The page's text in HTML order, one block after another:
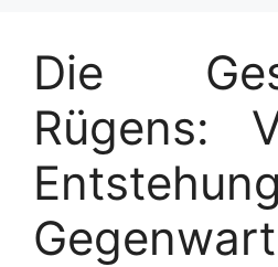
Die
Rügens:
Gegenwart